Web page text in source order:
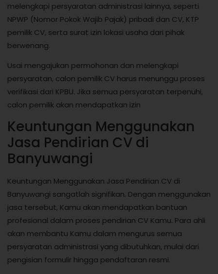
melengkapi persyaratan administrasi lainnya, seperti
NPWP (Nomor Pokok Wajib Pajak) pribadi dan CV, KTP
pemilik CV, serta surat izin lokasi usaha dari pihak
berwenang.
Usai mengajukan permohonan dan melengkapi
persyaratan, calon pemilik CV harus menunggu proses
verifikasi dari KPBU. Jika semua persyaratan terpenuhi,
calon pemilik akan mendapatkan izin
Keuntungan Menggunakan
Jasa Pendirian CV di
Banyuwangi
Keuntungan Menggunakan Jasa Pendirian CV di
Banyuwangi sangatlah signifikan. Dengan menggunakan
jasa tersebut, Kamu akan mendapatkan bantuan
profesional dalam proses pendirian CV Kamu. Para ahli
akan membantu Kamu dalam mengurus semua
persyaratan administrasi yang dibutuhkan, mulai dari
pengisian formulir hingga pendaftaran resmi.